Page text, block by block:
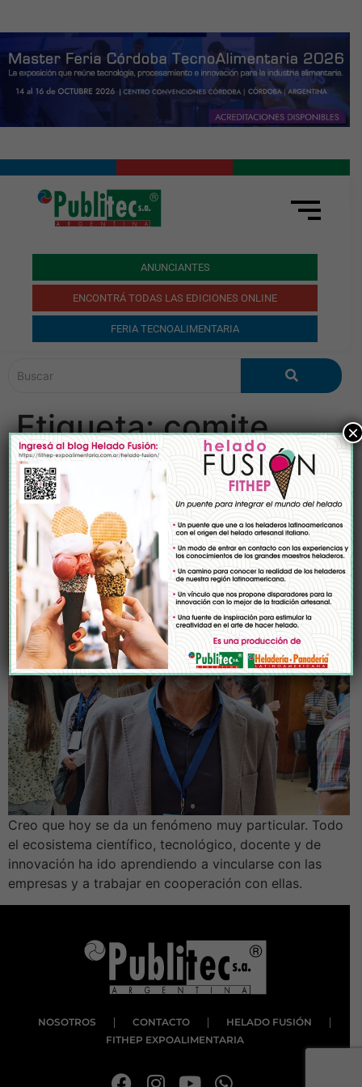
ANUNCIANTES
ENCONTRÁ TODAS LAS EDICIONES ONLINE
FERIA TECNOALIMENTARIA
Etiqueta:comite
cientifico
Alberto León – Presidente
del Comité Científico
Creo que hoy se da un fenómeno muy particular. Todo
el ecosistema científico, tecnológico, docente y de
innovación ha ido aprendiendo a vincularse con las
empresas y a trabajar en cooperación con ellas.
NOSOTROS CONTACTO
HELADO FUSIÓN
FITHEP EXPOALIMENTARIA
×